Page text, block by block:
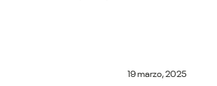
19 marzo, 2025